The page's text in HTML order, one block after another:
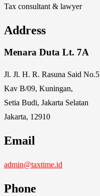
Tax consultant & lawyer
Address
Menara Duta Lt. 7A
Jl. Jl. H. R. Rasuna Said No.5
Kav B/09, Kuningan,
Setia Budi, Jakarta Selatan
Jakarta, 12910
Email
admin@taxtime.id
Phone